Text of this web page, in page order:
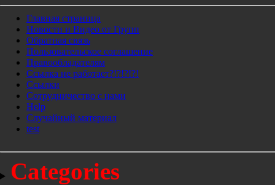
Главная страница
Новости и Видео от Групп
Обратная связь
Пользовательское соглашение
Правообладателям
Ссылка не работает?!?!?!?!
Ссылки
Сотрудничество с нами
Help
Cлучайный материал
test
Categories